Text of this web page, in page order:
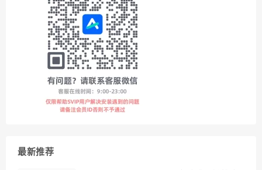
最新推荐